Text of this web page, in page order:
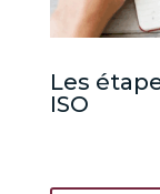
Les
ISO